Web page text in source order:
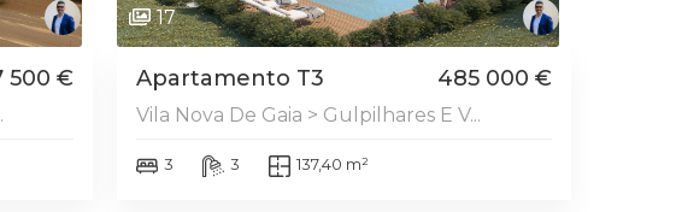
500 €
17
Apartamento T3 485 000 €
Vila Nova De Gaia > Gulpilhares E V...
3 3 137,40 m²